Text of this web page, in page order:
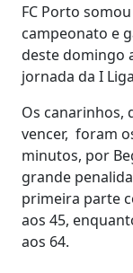
FC Porto
campeonato e
deste domingo
jornada da I
Os canarinhos,
vencer, foram
minutos, por
grande
primeira parte
aos 45,
aos 64.